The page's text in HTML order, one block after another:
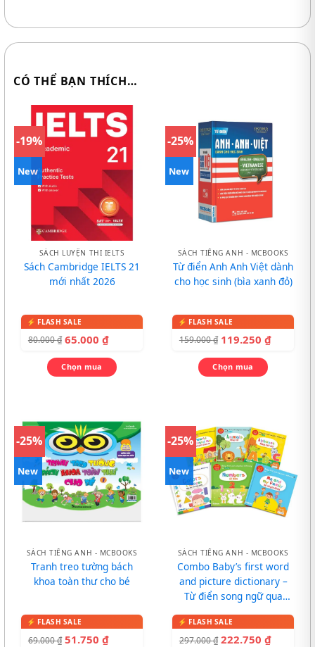
CÓ THỂ BẠN THÍCH…
-19%
New
SÁCH LUYỆN THI IELTS
Sách Cambridge IELTS 21
mới nhất 2026
80.000₫ 65.000 ₫
Chọn mua
-25%
New
SÁCH TIẾNG ANH - MCBOOKS
Từ điển Anh Anh Việt dành
cho học sinh (bìa xanh đỏ)
159.000₫ 119.250 ₫
Chọn mua
-25%
New
SÁCH TIẾNG ANH - MCBOOKS
Tranh treo tường bách
khoa toàn thư cho bé
69.000₫ 51.750 ₫
-25%
New
SÁCH TIẾNG ANH - MCBOOKS
Combo Baby’s first word
and picture dictionary –
Từ điển song ngữ qua
297.000₫ 222.750 ₫